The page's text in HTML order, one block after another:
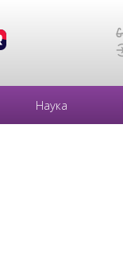
Наука